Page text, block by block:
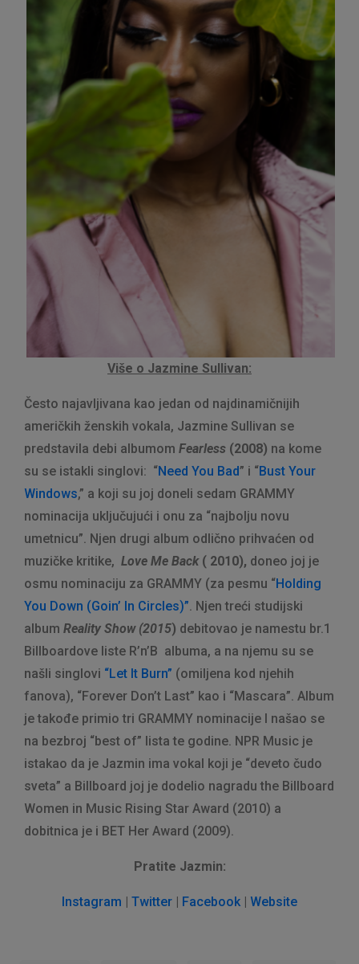
Više o Jazmine Sullivan:
Često najavljivana kao jedan od najdinamičnijih
američkih ženskih vokala, Jazmine Sullivan se
predstavila debi albumom Fearless (2008) na kome
su se istakli singlovi: “Need You Bad” i “Bust Your
Windows,” a koji su joj doneli sedam GRAMMY
nominacija uključujući i onu za “najbolju novu
umetnicu”. Njen drugi album odlično prihvaćen od
muzičke kritike, Love Me Back( 2010), doneo joj je
osmu nominaciju za GRAMMY (za pesmu “Holding
You Down (Goin’ In Circles)”. Njen treći studijski
album Reality Show (2015) debitovao je namestu br.1
Billboardove liste R’n’B albuma, a na njemu su se
našli singlovi “Let It Burn” (omiljena kod njehih
fanova), “Forever Don’t Last” kao i “Mascara”. Album
je takođe primio tri GRAMMY nominacije I našao se
na bezbroj “best of” lista te godine. NPR Music je
istakao da je Jazmin ima vokal koji je “deveto čudo
sveta” a Billboard joj je dodelio nagradu the Billboard
Women in Music Rising Star Award (2010) a
dobitnica je i BET Her Award (2009).
Pratite Jazmin:
Instagram | Twitter | Facebook | Website